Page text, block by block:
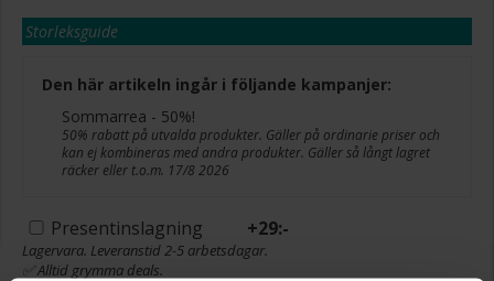
Storleksguide
Den här artikeln ingår i följande kampanjer:
Sommarrea - 50%!
50% rabatt på utvalda produkter. Gäller på ordinarie priser och
kan ej kombineras med andra produkter. Gäller så långt lagret
räcker eller t.o.m. 17/8 2026
Presentinslagning +29:-
Lagervara. Leveranstid 2-5 arbetsdagar.
✅ Alltid grymma deals.